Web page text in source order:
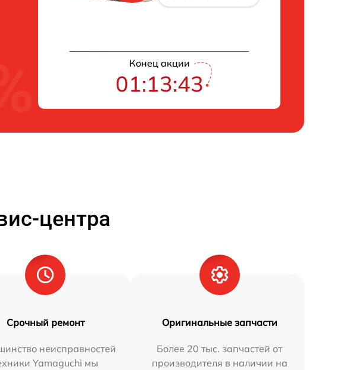
Конец акции
01:13:42
центра
Срочный ремонт
неисправностей
Yamaguchi мы
Оригинальные запчасти
Более 20 тыс. запчастей от
производителя в наличии на